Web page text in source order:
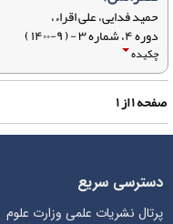
حمید فدایی، علی اقراء،
دوره ۴، شماره ۳ - ( ۹-۱۴۰۰ )
چکیده
۱از۱
دسترسی سریع
پرتال نشریات علمی وزارت علوم